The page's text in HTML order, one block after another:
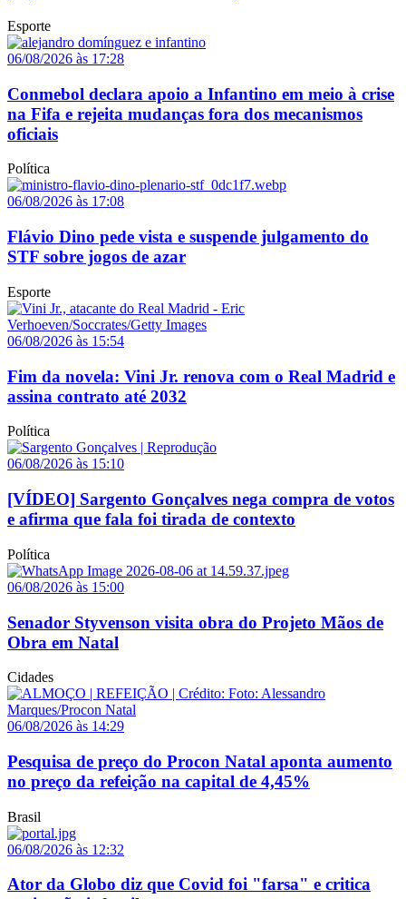
Esporte
06/08/2026 às 17:28
Conmebol declara apoio a Infantino em meio à crise
na Fifa e rejeita mudanças fora dos mecanismos
oficiais
Política
06/08/2026 às 17:08
Flávio Dino pede vista e suspende julgamento do
STF sobre jogos de azar
Esporte
06/08/2026 às 15:54
Fim da novela: Vini Jr. renova com o Real Madrid e
assina contrato até 2032
Política
06/08/2026 às 15:10
[VÍDEO] Sargento Gonçalves nega compra de votos
e afirma que fala foi tirada de contexto
Política
06/08/2026 às 15:00
Senador Styvenson visita obra do Projeto Mãos de
Obra em Natal
Cidades
06/08/2026 às 14:29
Pesquisa de preço do Procon Natal aponta aumento
no preço da refeição na capital de 4,45%
Brasil
06/08/2026 às 12:32
Ator da Globo diz que Covid foi "farsa" e critica